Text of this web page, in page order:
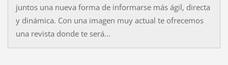
juntos una nueva forma de informarse más ágil, directa
y dinámica. Con una imagen muy actual te ofrecemos
una revista donde te será...